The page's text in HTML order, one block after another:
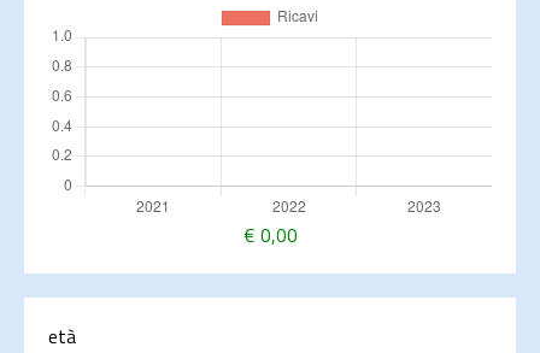
€ 0,00
età